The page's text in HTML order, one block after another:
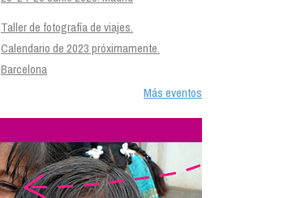
Taller de fotografía de viajes.
Calendario de 2023 próximamente.
Barcelona
Más eventos